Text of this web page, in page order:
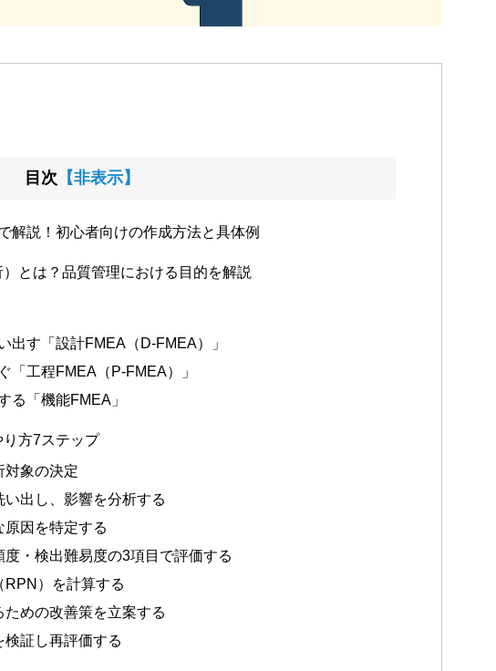
目次 【非表示】
解説！初心者向けの作成方法と具体例
とは？品質管理における目的を解説
出す「設計FMEA（D-FMEA）」
「工程FMEA（P-FMEA）」
る「機能FMEA」
方7ステップ
対象の決定
出し、影響を分析する
因を特定する
・検出難易度の3項目で評価する
）を計算する
めの改善策を立案する
証し再評価する